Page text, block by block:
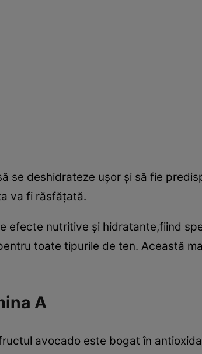
se deshidrateze uşor şi să fie
va fi răsfăţată.
efecte nutritive şi hidratante,fiind
toate tipurile de ten. Această
A
avocado este bogat în